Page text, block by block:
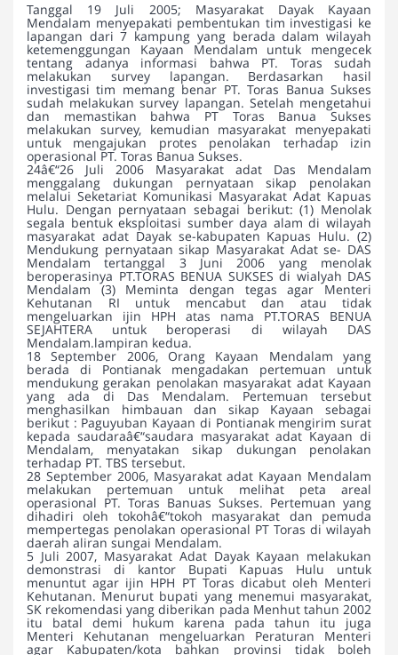
Tanggal 19 Juli 2005; Masyarakat Dayak Kayaan
Mendalam menyepakati pembentukan tim investigasi ke
lapangan dari 7 kampung yang berada dalam wilayah
ketemenggungan Kayaan Mendalam untuk mengecek
tentang adanya informasi bahwa PT. Toras sudah
melakukan survey lapangan. Berdasarkan hasil
investigasi tim memang benar PT. Toras Banua Sukses
sudah melakukan survey lapangan. Setelah mengetahui
dan memastikan bahwa PT Toras Banua Sukses
melakukan survey, kemudian masyarakat menyepakati
untuk mengajukan protes penolakan terhadap izin
operasional PT. Toras Banua Sukses.
24â€“26 Juli 2006 Masyarakat adat Das Mendalam
menggalang dukungan pernyataan sikap penolakan
melalui Seketariat Komunikasi Masyarakat Adat Kapuas
Hulu. Dengan pernyataan sebagai berikut: (1) Menolak
segala bentuk eksploitasi sumber daya alam di wilayah
masyarakat adat Dayak se-kabupaten Kapuas Hulu. (2)
Mendukung pernyataan sikap Masyarakat Adat se- DAS
Mendalam tertanggal 3 Juni 2006 yang menolak
beroperasinya PT.TORAS BENUA SUKSES di wialyah DAS
Mendalam (3) Meminta dengan tegas agar Menteri
Kehutanan RI untuk mencabut dan atau tidak
mengeluarkan ijin HPH atas nama PT.TORAS BENUA
SEJAHTERA untuk beroperasi di wilayah DAS
Mendalam.lampiran kedua.
18 September 2006, Orang Kayaan Mendalam yang
berada di Pontianak mengadakan pertemuan untuk
mendukung gerakan penolakan masyarakat adat Kayaan
yang ada di Das Mendalam. Pertemuan tersebut
menghasilkan himbauan dan sikap Kayaan sebagai
berikut : Paguyuban Kayaan di Pontianak mengirim surat
kepada saudaraâ€“saudara masyarakat adat Kayaan di
Mendalam, menyatakan sikap dukungan penolakan
terhadap PT. TBS tersebut.
28 September 2006, Masyarakat adat Kayaan Mendalam
melakukan pertemuan untuk melihat peta areal
operasional PT. Toras Banuas Sukses. Pertemuan yang
dihadiri oleh tokohâ€“tokoh masyarakat dan pemuda
mempertegas penolakan operasional PT Toras di wilayah
daerah aliran sungai Mendalam.
5 Juli 2007, Masyarakat Adat Dayak Kayaan melakukan
demonstrasi di kantor Bupati Kapuas Hulu untuk
menuntut agar ijin HPH PT Toras dicabut oleh Menteri
Kehutanan. Menurut bupati yang menemui masyarakat,
SK rekomendasi yang diberikan pada Menhut tahun 2002
itu batal demi hukum karena pada tahun itu juga
Menteri Kehutanan mengeluarkan Peraturan Menteri
agar Kabupaten/kota bahkan provinsi tidak boleh